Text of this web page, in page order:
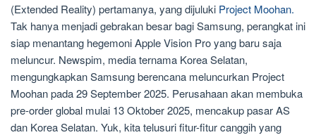
(Extended Reality) pertamanya, yang dijuluki Project Moohan.
Tak hanya menjadi gebrakan besar bagi Samsung, perangkat ini
siap menantang hegemoni Apple Vision Pro yang baru saja
meluncur. Newspim, media ternama Korea Selatan,
mengungkapkan Samsung berencana meluncurkan Project
Moohan pada 29 September 2025. Perusahaan akan membuka
pre-order global mulai 13 Oktober 2025, mencakup pasar AS
dan Korea Selatan. Yuk, kita telusuri fitur-fitur canggih yang